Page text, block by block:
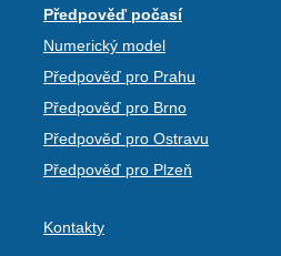
Předpověď počasí
Numerický model
Předpověď pro Prahu
Předpověď pro Brno
Předpověď pro Ostravu
Předpověď pro Plzeň
Kontakty